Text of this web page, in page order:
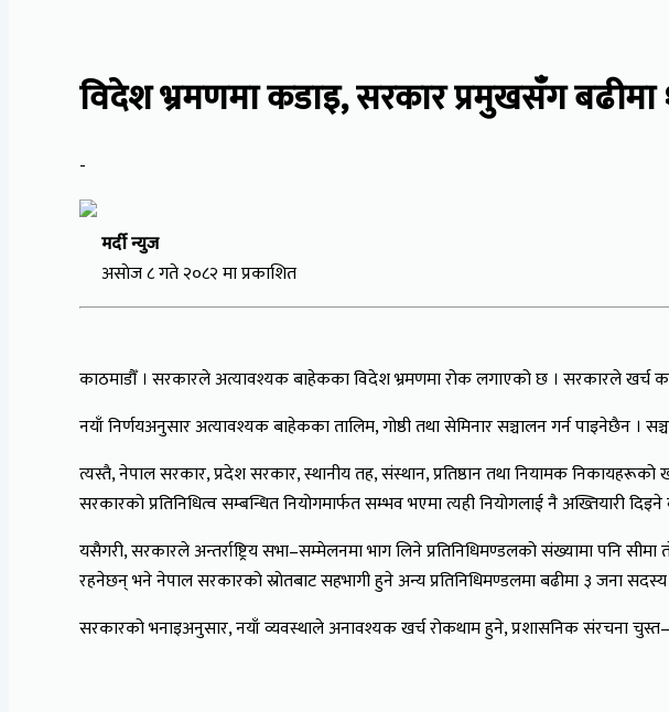
विदेश भ्रमणमा कडाइ, सरकार प्रमुखसँग बढीमा
-
मर्दी न्युज
असाेज ८ गते २०८२ मा प्रकाशित
काठमाडौँ । सरकारले अत्यावश्यक बाहेकका विदेश भ्रमणमा रोक लगाएको छ । सरकारले खर्च
नयाँ निर्णयअनुसार अत्यावश्यक बाहेकका तालिम, गोष्ठी तथा सेमिनार सञ्चालन गर्न पाइनेछैन ।
त्यस्तै, नेपाल सरकार, प्रदेश सरकार, स्थानीय तह, संस्थान, प्रतिष्ठान तथा नियामक
सरकारको प्रतिनिधित्व सम्बन्धित नियोगमार्फत सम्भव भएमा त्यही नियोगलाई नै अख्तियारी
यसैगरी, सरकारले अन्तर्राष्ट्रिय सभा–सम्मेलनमा भाग लिने प्रतिनिधिमण्डलको संख्यामा पनि सीमा
रहनेछन् भने नेपाल सरकारको स्रोतबाट सहभागी हुने अन्य प्रतिनिधिमण्डलमा बढीमा ३ जना सदस्य
सरकारको भनाइअनुसार, नयाँ व्यवस्थाले अनावश्यक खर्च रोकथाम हुने, प्रशासनिक संरचना